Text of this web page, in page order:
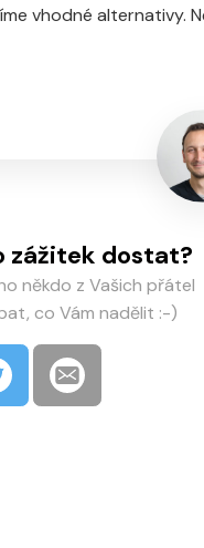
vhodné alternativy.
zážitek dostat?
někdo z Vašich přátel
co Vám nadělit :-)